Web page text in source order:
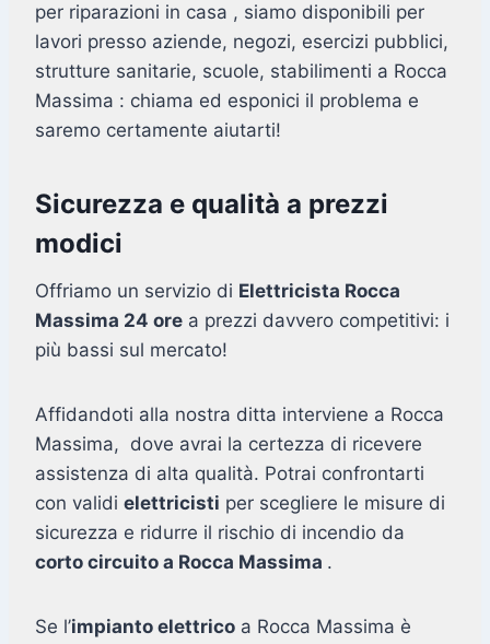
per riparazioni in casa , siamo disponibili per
lavori presso aziende, negozi, esercizi pubblici,
strutture sanitarie, scuole, stabilimenti a Rocca
Massima : chiama ed esponici il problema e
saremo certamente aiutarti!
Sicurezza e qualità a prezzi
modici
Offriamo un servizio di Elettricista Rocca
Massima 24 ore a prezzi davvero competitivi: i
più bassi sul mercato!
Affidandoti alla nostra ditta interviene a Rocca
Massima, dove avrai la certezza di ricevere
assistenza di alta qualità. Potrai confrontarti
con validi elettricisti per scegliere le misure di
sicurezza e ridurre il rischio di incendio da
corto circuito a Rocca Massima .
Se l’impianto elettrico a Rocca Massima è